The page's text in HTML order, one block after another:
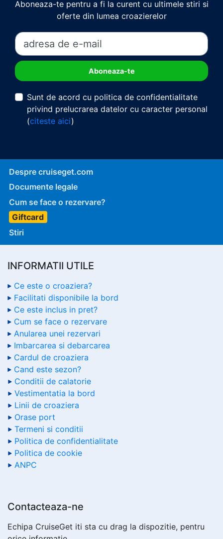
Aboneaza-te pentru a fi la curent cu ultimele stiri si
oferte din lumea croazierelor
Sunt de acord cu politica de confidentialitate
privind prelucrarea datelor cu caracter personal
(citeste aici)
Despre cruiseget.com
Documente legale
Cum se face o rezervare?
Giftcard
Stiri
INFORMATII UTILE
Ce este o croaziera?
Facilitati disponibile la bord
Ce este inclus in pret?
Cum se face o rezervare
Anularea unei rezervari
Imbarcarea si debarcarea
Cardul de croaziera
Cand este sezon?
Conditii de calatorie
Vestimentatia la bord
Linii de croaziera
Orase port
Termeni si conditii
Politica de confidentialitate
Politica de cookie
ANPC
Contacteaza-ne
Echipa CruiseGet iti sta cu drag la dispozitie, pentru